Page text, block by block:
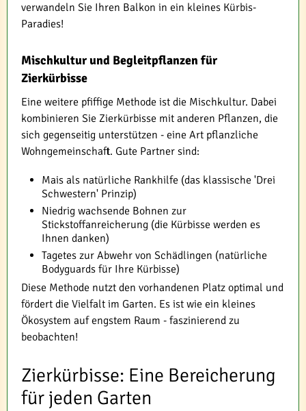
verwandeln Sie Ihren Balkon in ein kleines Kürbis-
Paradies!
Mischkultur und Begleitpflanzen für
Zierkürbisse
Eine weitere pfiffige Methode ist die Mischkultur. Dabei
kombinieren Sie Zierkürbisse mit anderen Pflanzen, die
sich gegenseitig unterstützen - eine Art pflanzliche
Wohngemeinschaft. Gute Partner sind:
Mais als natürliche Rankhilfe (das klassische 'Drei
Schwestern' Prinzip)
Niedrig wachsende Bohnen zur
Stickstoffanreicherung (die Kürbisse werden es
Ihnen danken)
Tagetes zur Abwehr von Schädlingen (natürliche
Bodyguards für Ihre Kürbisse)
Diese Methode nutzt den vorhandenen Platz optimal und
fördert die Vielfalt im Garten. Es ist wie ein kleines
Ökosystem auf engstem Raum - faszinierend zu
beobachten!
Zierkürbisse: Eine Bereicherung
für jeden Garten